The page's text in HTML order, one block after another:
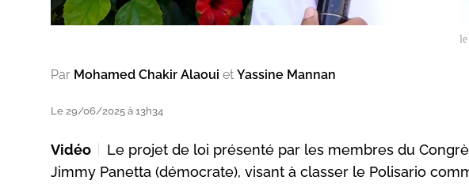
Par Mohamed Chakir Alaoui et Yassine Mannan
Le 29/06/2025 à 13h34
Vidéo
Le projet de loi présenté par les membres du
Jimmy Panetta (démocrate), visant à classer le Polisario